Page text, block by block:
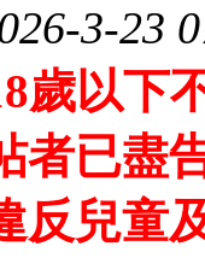
3-23
歲以下
者已盡
反兒童